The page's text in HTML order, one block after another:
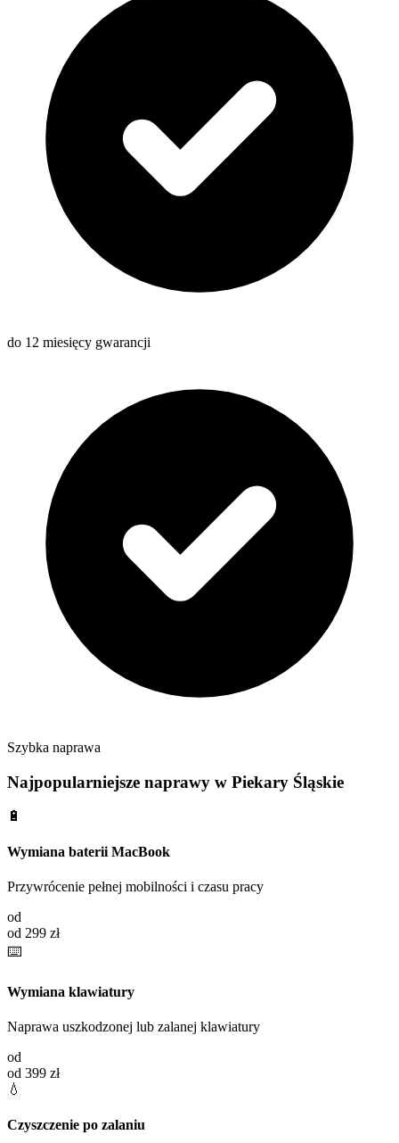
do 12 miesięcy gwarancji
Szybka naprawa
Najpopularniejsze naprawy w Piekary Śląskie
🔋
Wymiana baterii MacBook
Przywrócenie pełnej mobilności i czasu pracy
od
od 299 zł
⌨️
Wymiana klawiatury
Naprawa uszkodzonej lub zalanej klawiatury
od
od 399 zł
💧
Czyszczenie po zalaniu